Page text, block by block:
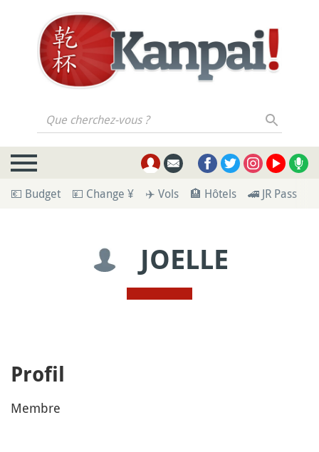
Que cherchez-vous ?
💶 Budget 💴 Change ¥ ✈️ Vols 🏨 Hôtels 🚄 JR Pass
JOELLE
Profil
Membre